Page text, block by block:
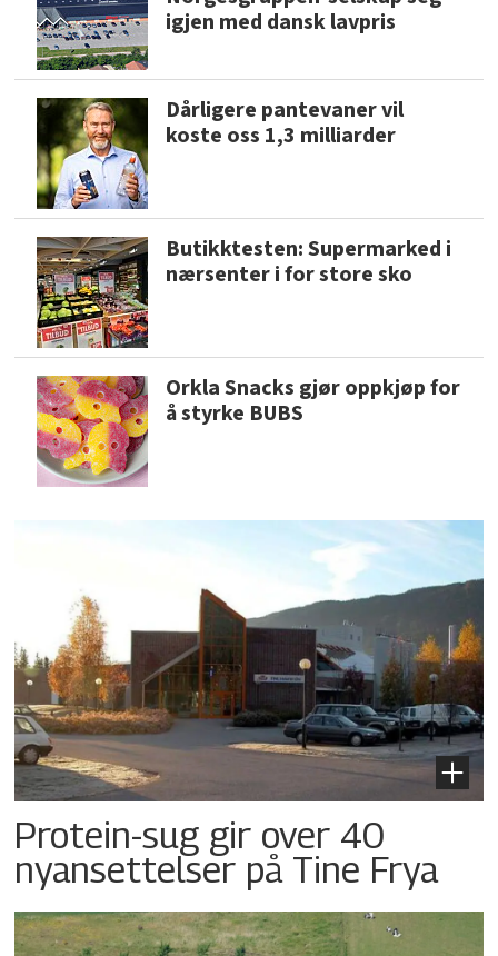
igjen med dansk lavpris
Dårligere pantevaner vil
koste oss 1,3 milliarder
Butikktesten: Supermarked i
nærsenter i for store sko
Orkla Snacks gjør oppkjøp for
å styrke BUBS
Protein-sug gir over 40
nyansettelser på Tine Frya